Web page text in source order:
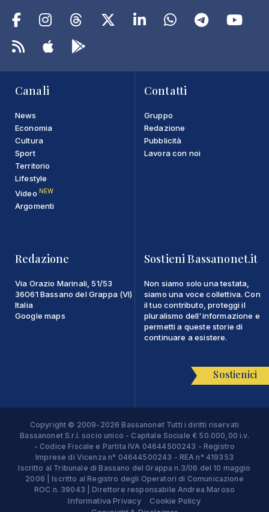
Canali
News
Economia
Cultura
Sport
Territorio
Lifestyle
Video NEW
Argomenti
Contatti
Gruppo
Redazione
Pubblicità
Lavora con noi
Redazione
Via Orazio Marinali, 51/53
36061 Bassano del Grappa (VI)
Italia
Google maps
Sostieni Bassanonet.it
Non siamo solo una testata,
siamo una voce collettiva. Con
il tuo contributo, proteggi il
pluralismo dell'informazione e
permetti a queste storie di
continuare a esistere.
Sostienici
Copyright © 2009-2026 Bassanonet Tutti i diritti riservati
Bassanonet S.r.l. socio unico - Capitale Sociale € 50.000,00 i.v.
- Codice Fiscale e Partita IVA 04644500243 - Registro
Imprese di Vicenza n° 04644500243 - REA n° 419353
Iscritto al Tribunale di Bassano del Grappa n.3/06 del 10 maggio
2006 | Iscritto al Registro degli Operatori di Comunicazione
ROC n. 39043 | Direttore responsabile Andrea Maroso
Informativa Privacy
Cookie Policy